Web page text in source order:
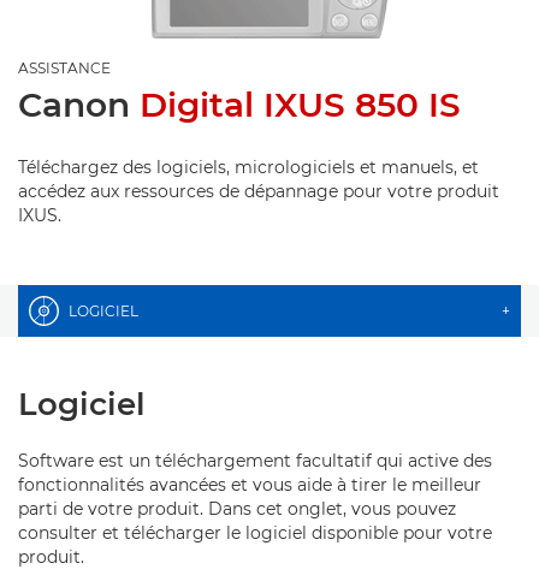
ASSISTANCE
Canon Digital IXUS 850 IS
Téléchargez des logiciels, micrologiciels et manuels, et
accédez aux ressources de dépannage pour votre produit
IXUS.
LOGICIEL +
Logiciel
Software est un téléchargement facultatif qui active des
fonctionnalités avancées et vous aide à tirer le meilleur
parti de votre produit. Dans cet onglet, vous pouvez
consulter et télécharger le logiciel disponible pour votre
produit.